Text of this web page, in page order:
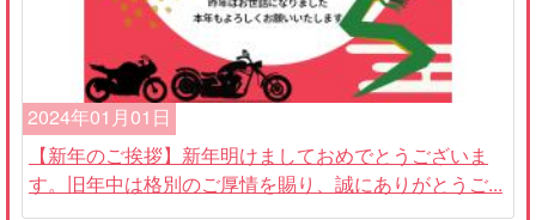
2024年01月01日
【新年のご挨拶】新年明けましておめでとうございま
す。旧年中は格別のご厚情を賜り、誠にありがとうご...